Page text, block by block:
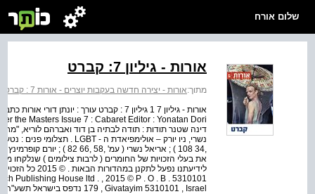
שלום אורח
אורות - גיליון 7: קברט
מתוך:אורות - יצירה חדשה בעקבות יוצרים - אורות 7 : קברט
דינה שטנר תודות : תודה לבתיה בן דוד ואברהם לוריא,
את בעלי הזכויות של החומרים ( לרבות צילומים ) שנלקחו
Publishing House ltd . , 2015 © P . O . B .
179 , Givatayim 5310101 , Israel נדפס בישראל תשע"ה, 2015 Printed i...